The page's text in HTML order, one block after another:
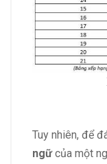
Tuy nhiên, để
ngữcủa một